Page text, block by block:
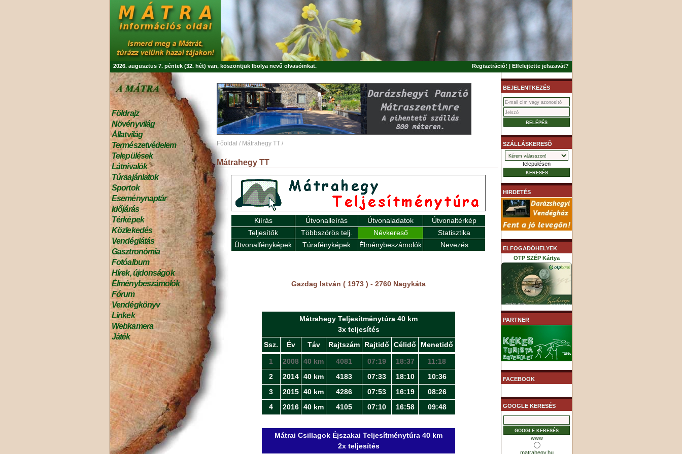
2026. augusztus 7. péntek (32. hét) van, köszöntjük Ibolya nevű olvasóinkat. Regisztráció! | Elfelejtette jelszavát?
Földrajz
Növényvilág
Állatvilág
Természetvédelem
Települések
Látnivalók
Túraajánlatok
Sportok
Eseménynaptár
Időjárás
Térképek
Közlekedés
Vendéglátás
Gasztronómia
Fotóalbum
Hírek, újdonságok
Élménybeszámolók
Fórum
Vendégkönyv
Linkek
Webkamera
Játék
Főoldal / Mátrahegy TT /
Mátrahegy TT
Kiírás Útvonalleírás Útvonaladatok
Útvonaltérkép
Teljesítők
Többszörös telj. Névkereső
Statisztika
Útvonalfényképek
Túrafényképek Élménybeszámolók Nevezés
Gazdag István ( 1973 ) - 2760 Nagykáta
Mátrahegy Teljesítménytúra 40 km
3x teljesítés
Ssz.
Év Táv Rajtszám Rajtidő Célidő Menetidő
1 2008 40 km 4081 07:19 18:37
11:18
2
2014 40 km 4183 07:33 18:10
10:36
3
2015 40 km 4286 07:53 16:19
08:26
4
2016 40 km 4105 07:10 16:58 09:48
Mátrai Csillagok Éjszakai Teljesítménytúra 40 km
2x teljesítés
BEJELENTKEZÉS
SZÁLLÁSKERESÕ
településen
HIRDETÉS
ELFOGADÓHELYEK
OTP SZÉP Kártya
K&H SZÉP Kártya
PARTNER
FACEBOOK
GOOGLE KERESÉS
www
matrahegy.hu